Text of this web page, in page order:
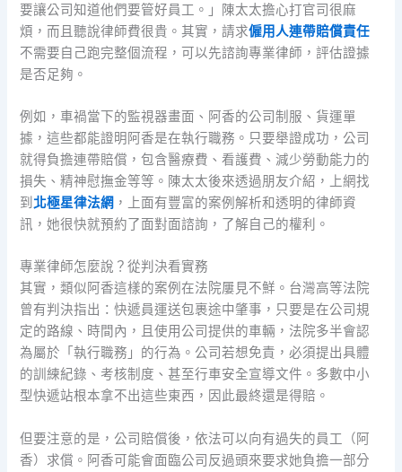
要讓公司知道他們要管好員工。」陳太太擔心打官司很麻
煩，而且聽說律師費很貴。其實，請求僱用人連帶賠償責任
不需要自己跑完整個流程，可以先諮詢專業律師，評估證據
是否足夠。
例如，車禍當下的監視器畫面、阿香的公司制服、貨運單
據，這些都能證明阿香是在執行職務。只要舉證成功，公司
就得負擔連帶賠償，包含醫療費、看護費、減少勞動能力的
損失、精神慰撫金等等。陳太太後來透過朋友介紹，上網找
到北極星律法網 ，上面有豐富的案例解析和透明的律師資
訊，她很快就預約了面對面諮詢，了解自己的權利。
專業律師怎麼說？從判決看實務
其實，類似阿香這樣的案例在法院屢見不鮮。台灣高等法院
曾有判決指出：快遞員運送包裹途中肇事，只要是在公司規
定的路線、時間內，且使用公司提供的車輛，法院多半會認
為屬於「執行職務」的行為。公司若想免責，必須提出具體
的訓練紀錄、考核制度、甚至行車安全宣導文件。多數中小
型快遞站根本拿不出這些東西，因此最終還是得賠。
但要注意的是，公司賠償後，依法可以向有過失的員工（阿
香）求償。阿香可能會面臨公司反過頭來要求她負擔一部分